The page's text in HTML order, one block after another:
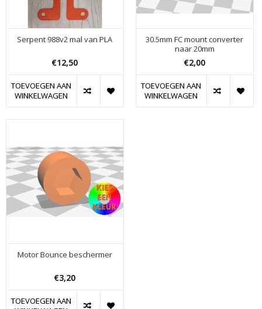
Serpent 988v2 mal van PLA
€12,50
TOEVOEGEN AAN
WINKELWAGEN
30.5mm FC mount converter
naar 20mm
€2,00
TOEVOEGEN AAN
WINKELWAGEN
Motor Bounce beschermer
€3,20
TOEVOEGEN AAN